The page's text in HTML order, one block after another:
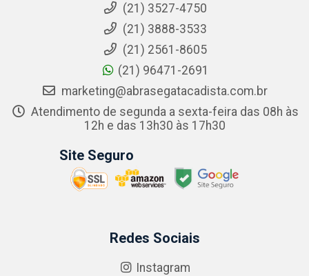
(21) 3527-4750
(21) 3888-3533
(21) 2561-8605
(21) 96471-2691
marketing@abrasegatacadista.com.br
Atendimento de segunda a sexta-feira das 08h às
12h e das 13h30 às 17h30
Site Seguro
Redes Sociais
Instagram